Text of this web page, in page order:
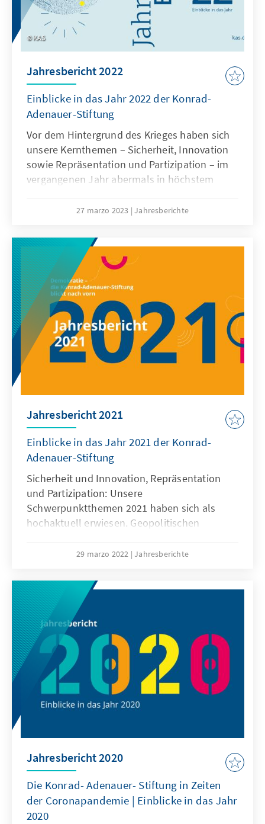
KAS
Jahresbericht 2022
Einblicke in das Jahr 2022 der Konrad-
Adenauer-Stiftung
Vor dem Hintergrund des Krieges haben sich
unsere Kernthemen – Sicherheit, Innovation
sowie Repräsentation und Partizipation – im
vergangenen Jahr abermals in höchs­tem
notwendige Orientierung in unruhigen Zeiten
schärfen und gezielt der Öffentlichkeit
vermitteln.
27 marzo 2023 Jahresberichte
Jahresbericht 2021
Einblicke in das Jahr 2021 der Konrad-
Adenauer-Stiftung
Sicherheit und Innovation, Repräsentation
und Partizipation: Unsere
Schwerpunktthemen 2021 haben sich als
hochaktuell erwiesen. Geopolitischen
Coronapandemie haben das Jahr geprägt.
weiter unter Druck. Wir erwarten deshalb,
dass unsere Schwerpunktthemen auch im
Jahr 2022 nicht an Relevanz verlieren werden.
29 marzo 2022 Jahresberichte
Jahresbericht 2020
Die Konrad- Adenauer- Stiftung in Zeiten
der Coronapandemie | Einblicke in das Jahr
2020